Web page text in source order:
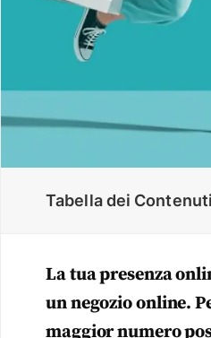
Tabella dei Contenuti
La tua presenza
un negozio online.
maggior numero